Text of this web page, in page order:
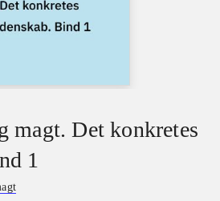
magt. Det konkretes
1